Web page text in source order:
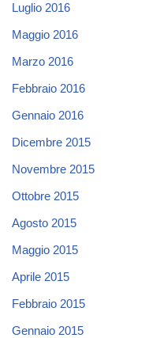
Luglio 2016
Maggio 2016
Marzo 2016
Febbraio 2016
Gennaio 2016
Dicembre 2015
Novembre 2015
Ottobre 2015
Agosto 2015
Maggio 2015
Aprile 2015
Febbraio 2015
Gennaio 2015